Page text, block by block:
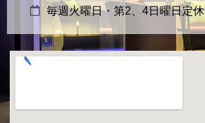
毎週火曜日・第2、4日曜日定休